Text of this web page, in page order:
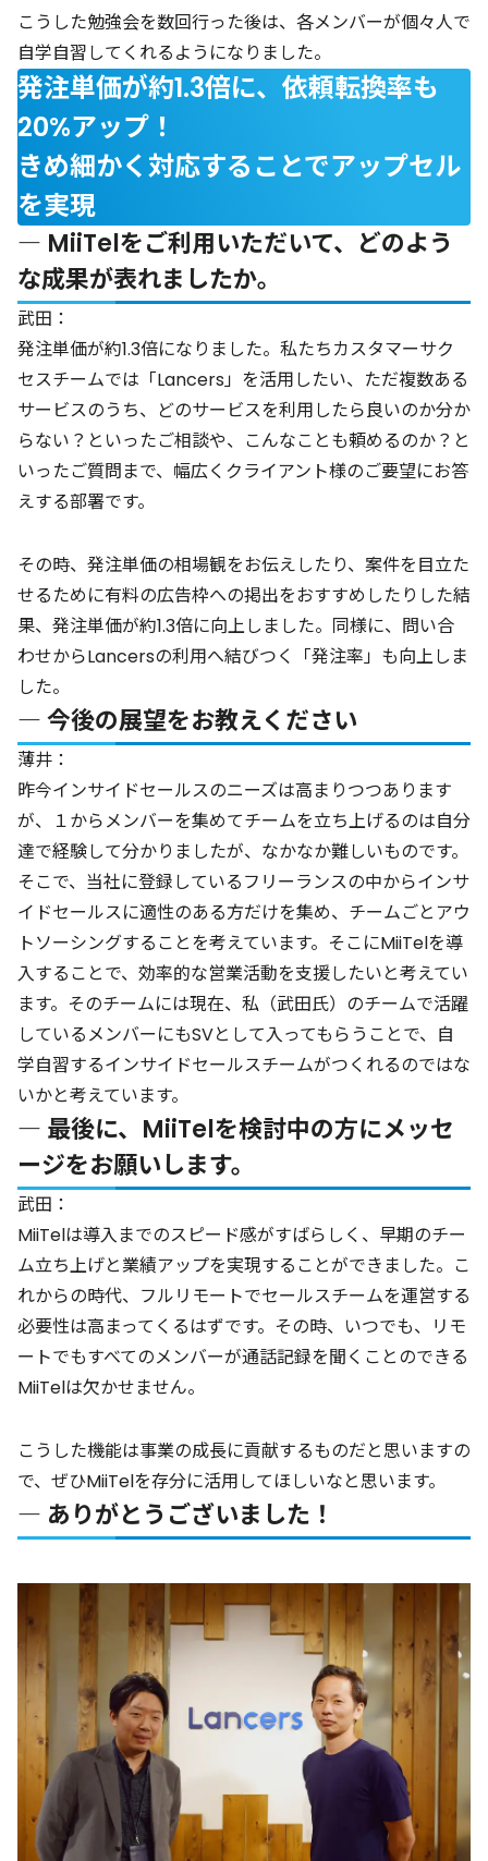
こうした勉強会を数回行った後は、各メンバーが個々人で
自学自習してくれるようになりました。
発注単価が約1.3倍に、依頼転換率も
20%アップ！
きめ細かく対応することでアップセル
を実現
― MiiTelをご利用いただいて、どのよう
な成果が表れましたか。
武田：
発注単価が約1.3倍になりました。私たちカスタマーサク
セスチームでは「Lancers」を活用したい、ただ複数ある
サービスのうち、どのサービスを利用したら良いのか分か
らない？といったご相談や、こんなことも頼めるのか？と
いったご質問まで、幅広くクライアント様のご要望にお答
えする部署です。
その時、発注単価の相場観をお伝えしたり、案件を目立た
せるために有料の広告枠への掲出をおすすめしたりした結
果、発注単価が約1.3倍に向上しました。同様に、問い合
わせからLancersの利用へ結びつく「発注率」も向上しま
した。
― 今後の展望をお教えください
薄井：
昨今インサイドセールスのニーズは高まりつつあります
が、１からメンバーを集めてチームを立ち上げるのは自分
達で経験して分かりましたが、なかなか難しいものです。
そこで、当社に登録しているフリーランスの中からインサ
イドセールスに適性のある方だけを集め、チームごとアウ
トソーシングすることを考えています。そこにMiiTelを導
入することで、効率的な営業活動を支援したいと考えてい
ます。そのチームには現在、私（武田氏）のチームで活躍
しているメンバーにもSVとして入ってもらうことで、自
学自習するインサイドセールスチームがつくれるのではな
いかと考えています。
― 最後に、MiiTelを検討中の方にメッセ
ージをお願いします。
武田：
MiiTelは導入までのスピード感がすばらしく、早期のチー
ム立ち上げと業績アップを実現することができました。こ
れからの時代、フルリモートでセールスチームを運営する
必要性は高まってくるはずです。その時、いつでも、リモ
ートでもすべてのメンバーが通話記録を聞くことのできる
MiiTelは欠かせません。
こうした機能は事業の成長に貢献するものだと思いますの
で、ぜひMiiTelを存分に活用してほしいなと思います。
― ありがとうございました！